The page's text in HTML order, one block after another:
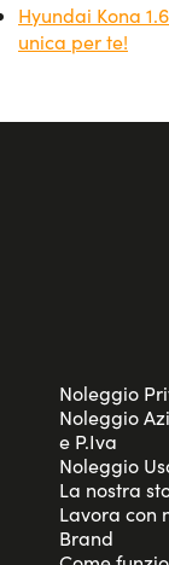
Hyundai Kona
unica per te!
Noleggio
Noleggio
e P.Iva
Noleggio
La nostra
Lavora con
Brand